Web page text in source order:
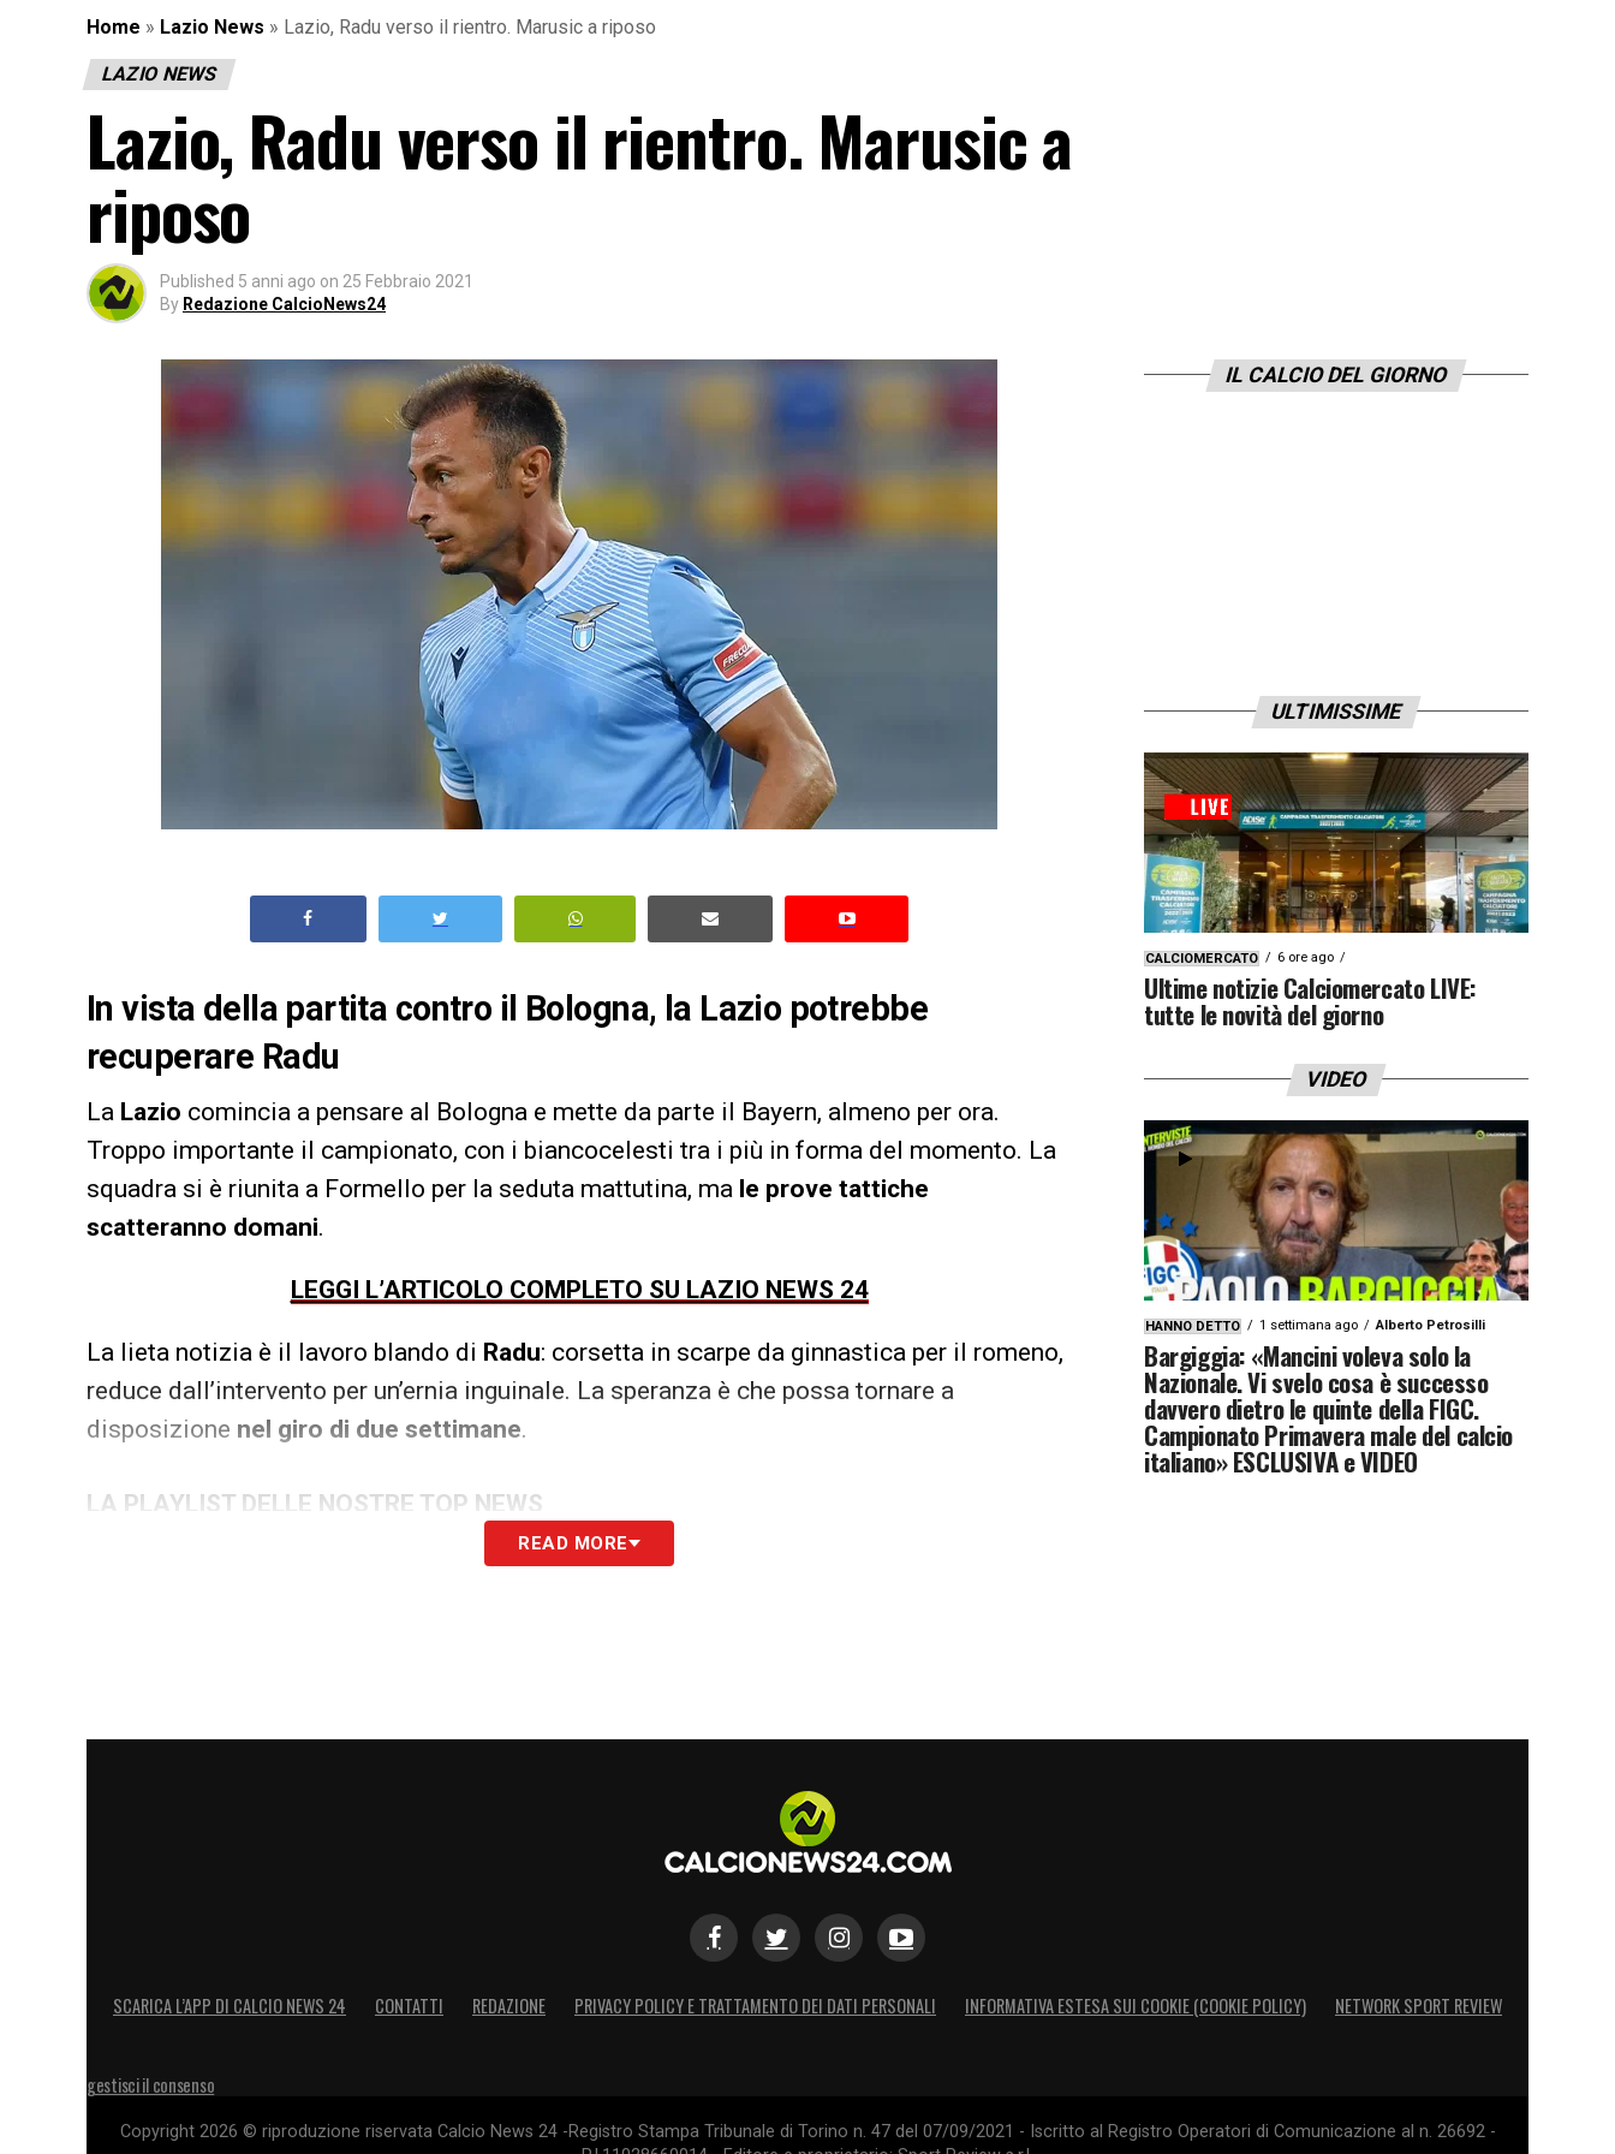
Home » Lazio News » Lazio, Radu verso il rientro. Marusic a riposo
LAZIO NEWS
Lazio, Radu verso il rientro. Marusic a
riposo
Published 5 anni ago on 25 Febbraio 2021
By Redazione CalcioNews24
In vista della partita contro il Bologna, la Lazio potrebbe
recuperare Radu
La Lazio comincia a pensare al Bologna e mette da parte il Bayern, almeno per ora.
Troppo importante il campionato, con i biancocelesti tra i più in forma del momento. La
squadra si è riunita a Formello per la seduta mattutina, ma le prove tattiche
scatteranno domani.
LEGGI L’ARTICOLO COMPLETO SU LAZIO NEWS 24
La lieta notizia è il lavoro blando di Radu: corsetta in scarpe da ginnastica per il romeno,
reduce dall’intervento per un’ernia inguinale. La speranza è che possa tornare a
disposizione nel giro di due settimane.
LA PLAYLIST DELLE NOSTRE TOP NEWS
READ MORE
IL CALCIO DEL GIORNO
ULTIMISSIME
CALCIOMERCATO 6 ore ago
Ultime notizie Calciomercato LIVE:
tutte le novità del giorno
VIDEO
HANNO DETTO 1 settimana ago Alberto Petrosilli
Bargiggia: «Mancini voleva solo la
Nazionale. Vi svelo cosa è successo
davvero dietro le quinte della FIGC.
Campionato Primavera male del calcio
italiano» ESCLUSIVA e VIDEO
SCARICA L’APP DI CALCIO NEWS 24 CONTATTI REDAZIONE PRIVACY POLICY E TRATTAMENTO DEI DATI PERSONALI INFORMATIVA ESTESA SUI COOKIE (COOKIE POLICY) NETWORK SPORT REVIEW
gestisci il consenso
Copyright 2026 © riproduzione riservata Calcio News 24 -Registro Stampa Tribunale di Torino n. 47 del 07/09/2021 - Iscritto al Registro Operatori di Comunicazione al n. 26692 -